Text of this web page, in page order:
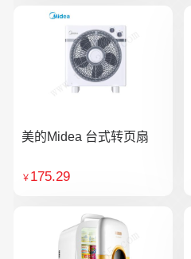
美的Midea 台式转页扇
￥ 175.29